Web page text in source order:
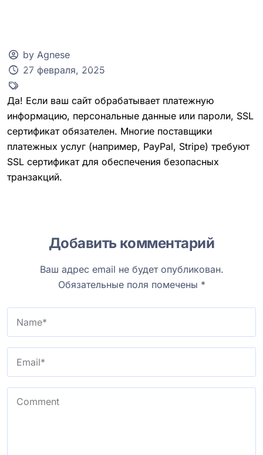
by Agnese
27 февраля, 2025
Да! Если ваш сайт обрабатывает платежную
информацию, персональные данные или пароли, SSL
сертификат обязателен. Многие поставщики
платежных услуг (например, PayPal, Stripe) требуют
SSL сертификат для обеспечения безопасных
транзакций.
Добавить комментарий
Ваш адрес email не будет опубликован.
Обязательные поля помечены *